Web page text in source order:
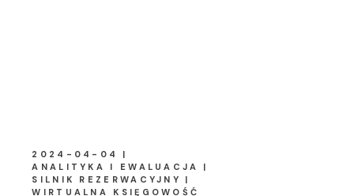
2024-04-04
ANALITYKA I EWALUACJA
SILNIK REZERWACYJNY
WIRTUALNA KSIĘGOWOŚĆ